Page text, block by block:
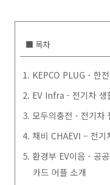
■ 목차
1. KEPCO PLUG - 한
2. EV Infra - 전기차 생
3. 모두의충전 - 전기차
4. 채비 CHAEVI – 전기
5. 환경부 EV이음 - 공
카드 어플 소개